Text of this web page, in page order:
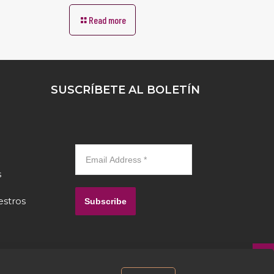
Read more
SUSCRÍBETE AL BOLETÍN
Subscribe